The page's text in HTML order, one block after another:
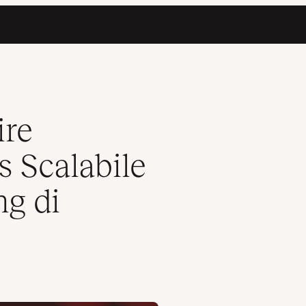
Hosting di Kinsta
Scalabile
di